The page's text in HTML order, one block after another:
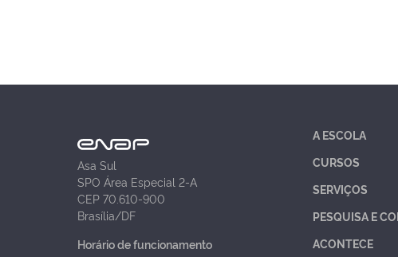
Asa Sul
SPO Área Especial 2-A
CEP 70.610-900
Brasília/DF
Horário de funcionamento
A ESCOLA
CURSOS
SERVIÇOS
PESQUISA E
ACONTECE